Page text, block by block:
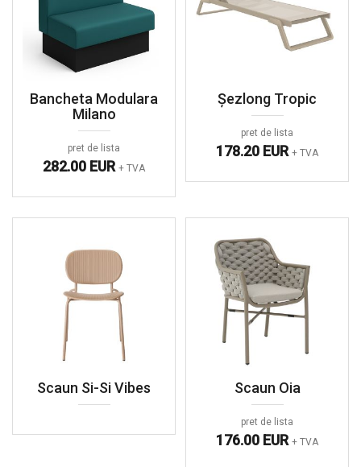
Bancheta Modulara
Milano
pret de lista
282.00 EUR + TVA
Șezlong Tropic
pret de lista
178.20 EUR + TVA
Scaun Si-Si Vibes Scaun Oia
pret de lista
176.00 EUR + TVA